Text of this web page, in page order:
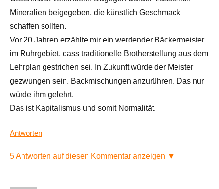
Mineralien beigegeben, die künstlich Geschmack
schaffen sollten.
Vor 20 Jahren erzählte mir ein werdender Bäckermeister
im Ruhrgebiet, dass traditionelle Brotherstellung aus dem
Lehrplan gestrichen sei. In Zukunft würde der Meister
gezwungen sein, Backmischungen anzurühren. Das nur
würde ihm gelehrt.
Das ist Kapitalismus und somit Normalität.
Antworten
5 Antworten auf diesen Kommentar anzeigen ▼